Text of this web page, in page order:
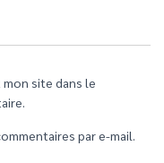
site dans le
par e-mail.